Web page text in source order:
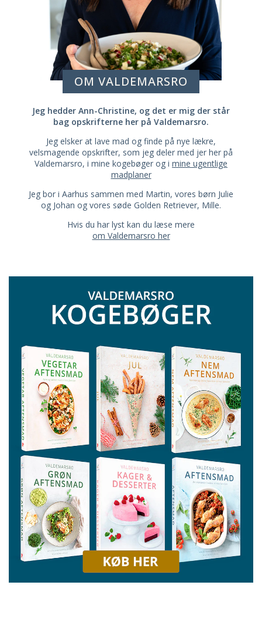
OM VALDEMARSRO
Jeg hedder Ann-Christine, og det er mig der står
bag opskrifterne her på Valdemarsro.
Jeg elsker at lave mad og finde på nye lækre,
velsmagende opskrifter, som jeg deler med jer her på
Valdemarsro, i mine kogebøger og i mine ugentlige
madplaner
Jeg bor i Aarhus sammen med Martin, vores børn Julie
og Johan og vores søde Golden Retriever, Mille.
Hvis du har lyst kan du læse mere
om Valdemarsro her